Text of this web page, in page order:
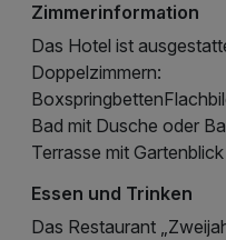
Zimmerinformation
Das Hotel ist
Doppelzimmern:
Bad mit Dusche oder
Terrasse mit Gartenblick
Essen und Trinken
Das Restaurant